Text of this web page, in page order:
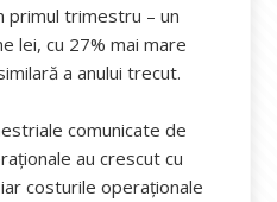
primul trimestru – un
lei, cu 27% mai mare
a anului trecut.
comunicate de
au crescut cu
costurile operaționale